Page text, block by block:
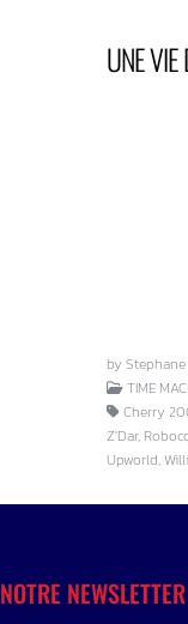
UNE VIE
by Stephane
TIME
Cherry
Z'Dar,
Upworld,
NEWSLETTER